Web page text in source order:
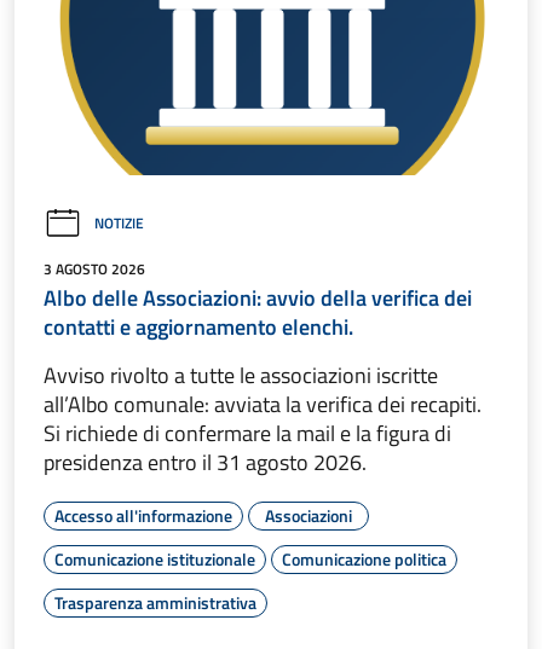
NOTIZIE
3 AGOSTO 2026
Albo delle Associazioni: avvio della verifica dei
contatti e aggiornamento elenchi.
Avviso rivolto a tutte le associazioni iscritte
all’Albo comunale: avviata la verifica dei recapiti.
Si richiede di confermare la mail e la figura di
presidenza entro il 31 agosto 2026.
Accesso all'informazione
Associazioni
Comunicazione istituzionale
Comunicazione politica
Trasparenza amministrativa